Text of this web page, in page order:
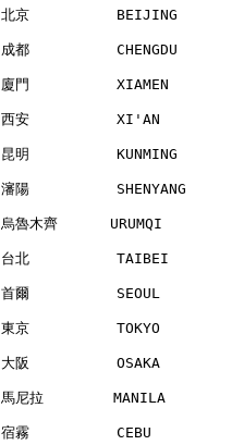
北京          BEIJING
成都          CHENGDU
廈門          XIAMEN
西安          XI'AN
昆明          KUNMING
瀋陽          SHENYANG
烏魯木齊      URUMQI
台北          TAIBEI
首爾          SEOUL
東京          TOKYO
大阪          OSAKA
馬尼拉        MANILA
宿霧          CEBU